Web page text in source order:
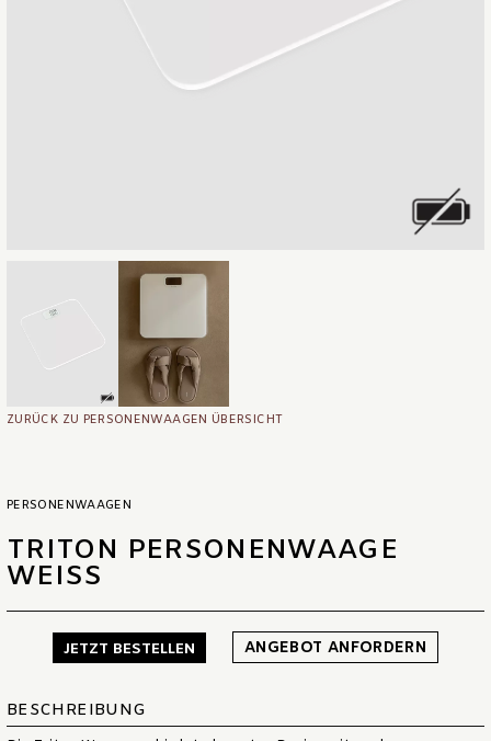
ZURÜCK ZU PERSONENWAAGEN ÜBERSICHT
PERSONENWAAGEN
TRITON PERSONENWAAGE
WEISS
JETZT BESTELLEN ANGEBOT ANFORDERN
BESCHREIBUNG